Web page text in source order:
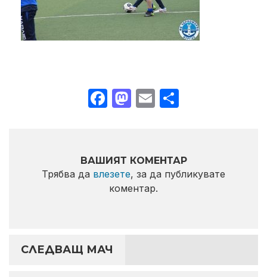
Facebook
Mastodon
Email
ВАШИЯТ КОМЕНТАР
Трябва да влезете, за да публикувате
коментар.
СЛЕДВАЩ МАЧ